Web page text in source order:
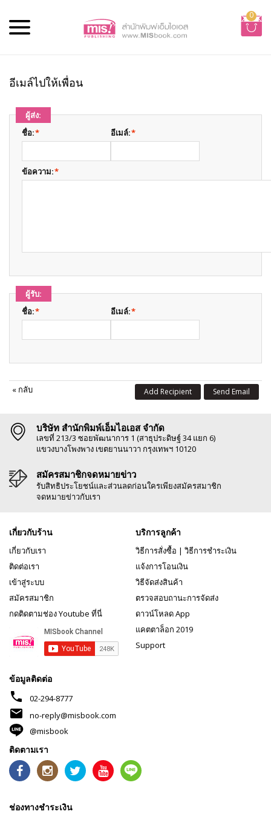
0
อีเมล์ไปให้เพื่อน
ผู้ส่ง:
*
ชื่อ: *
อีเมล์:
*
ข้อความ:
ผู้รับ:
*
ชื่อ: *
อีเมล์:
« กลับ Send Email
Add Recipient
บริษัท สำนักพิมพ์เอ็มไอเอส จำกัด
เลขที่ 213/3 ซอยพัฒนาการ 1 (สาธุประดิษฐ์ 34 แยก 6)
แขวงบางโพงพาง เขตยานนาวา กรุงเทพฯ 10120
สมัครสมาชิกจดหมายข่าว
รับสิทธิประโยชน์และส่วนลดก่อนใครเพียงสมัครสมาชิก
จดหมายข่าวกับเรา
เกี่ยวกับร้าน
เกี่ยวกับเรา
ติดต่อเรา
เข้าสู่ระบบ
สมัครสมาชิก
กดติดตามช่อง Youtube ที่นี่
บริการลูกค้า
วิธีการสั่งซื้อ | วิธีการชำระเงิน
แจ้งการโอนเงิน
วิธีจัดส่งสินค้า
ตรวจสอบถานะการจัดส่ง
ดาวน์โหลด App
แคตตาล็อก 2019
Support
ข้อมูลติดต่อ
phone 02-294-8777
mail
no-reply@misbook.com
@misbook
ติดตามเรา
ช่องทางชำระเงิน